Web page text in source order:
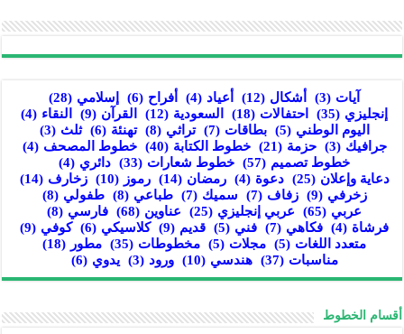
آيات (3) أشكال (12) أعياد (4) أفراح (6) إسلامي (28)
إنجليزي (35) احتفالات (18) السعودية (12) القرآن (9) النقاء (4)
اليوم الوطني (5) بطاقات (7) تراثي (8) تهنئة (6) ثلث (3)
جرافيك (3) حزمة (21) خطوط الكتابة (40) خطوط المصحف (4)
خطوط تصميم (57) خطوط شعارات (33) دائري (4)
دعاية وإعلان (25) دعوة (4) رمضان (14) رموز (10) زخارف (14)
زخرفي (9) زفاف (7) سميك (7) طباعي (8) طفولي (8)
عربي (65) عربي إنجليزي (25) عناوين (68) فارسي (8)
فرشاة (4) فكاهي (7) فني (5) قديم (9) كلاسيكي (6) كوفي (9)
متعدد اللغات (5) مجلات (5) مخطوطات (35) مطور (18)
مناسبات (37) هندسي (10) ورود (3) يدوي (6)
أقسام الخطوط